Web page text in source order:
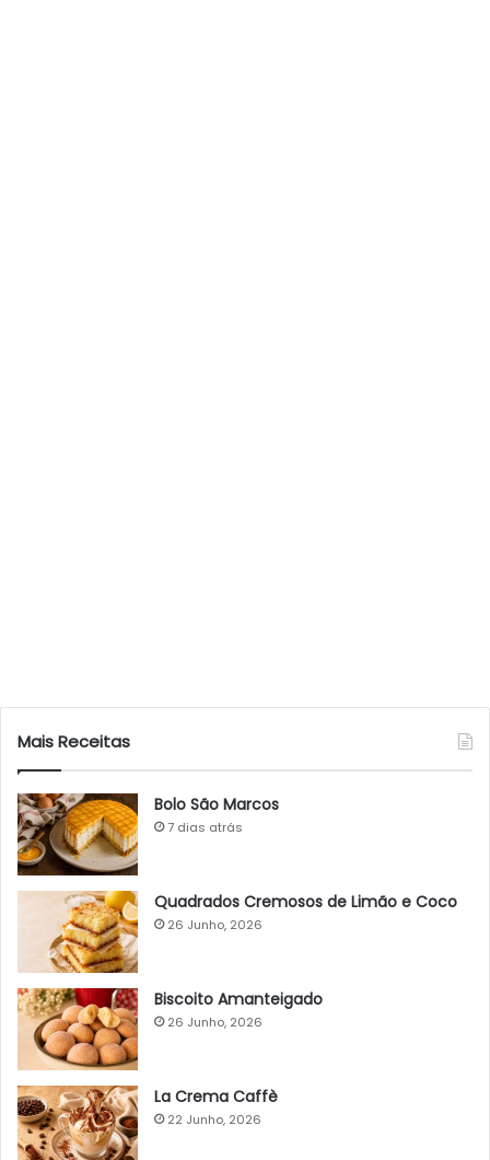
Mais Receitas
Bolo São Marcos
7 dias atrás
Quadrados Cremosos de Limão e Coco
26 Junho, 2026
Biscoito Amanteigado
26 Junho, 2026
La Crema Caffè
22 Junho, 2026